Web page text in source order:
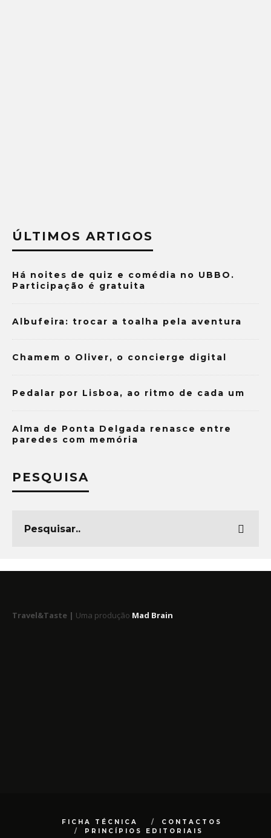
ÚLTIMOS ARTIGOS
Há noites de quiz e comédia no UBBO.
Participação é gratuita
Albufeira: trocar a toalha pela aventura
Chamem o Oliver, o concierge digital
Pedalar por Lisboa, ao ritmo de cada um
Alma de Ponta Delgada renasce entre
paredes com memória
PESQUISA
Travel&Taste | Uma produção Mad Brain
FICHA TÉCNICA
CONTACTOS
PRINCÍPIOS EDITORIAIS